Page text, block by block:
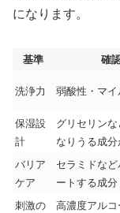
になります。
基準 確
洗浄力 弱酸性・マ
保湿設
計
グリセリン
なりうる成
バリア
ケア
セラミドな
ートする成分
刺激の
高濃度アル